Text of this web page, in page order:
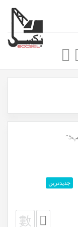
جدیدترین